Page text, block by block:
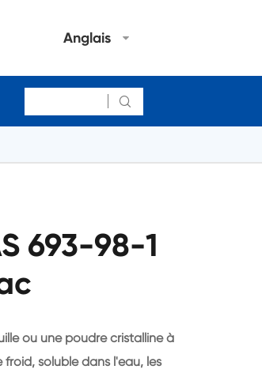
Anglais

693-98-1
ou une poudre cristalline à
soluble dans l'eau, les